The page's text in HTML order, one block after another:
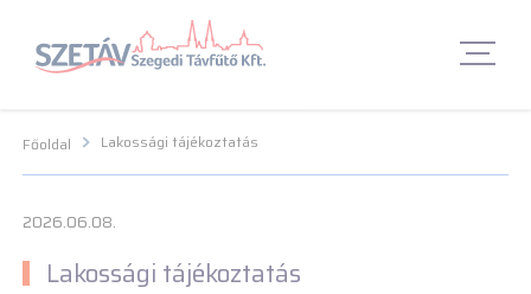
Navigációs menü segédlet
Fő Navigációs menü Fő Navigációs menü Fő tartalom Fő
Főoldal Lakossági tájékoztatás
2026.06.08.
Lakossági tájékoztatás